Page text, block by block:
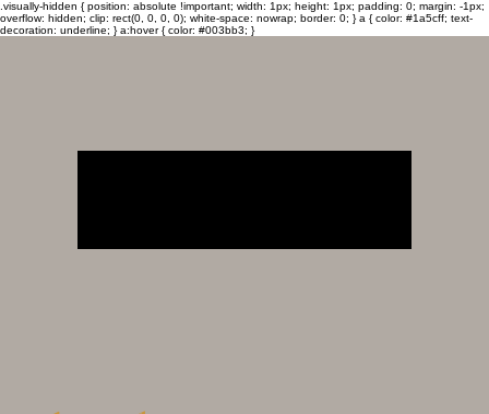
.visually-hidden { position: absolute !important; width: 1px; height: 1px; padding: 0; margin: -1px;
overflow: hidden; clip: rect(0, 0, 0, 0); white-space: nowrap; border: 0; } a { color: #1a5cff; text-
decoration: underline; } a:hover { color: #003bb3; }